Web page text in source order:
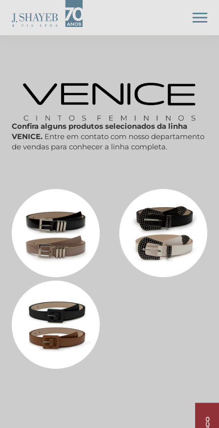
Confira alguns produtos selecionados da linha
VENICE. Entre em contato com nosso departamento
de vendas para conhecer a linha completa.